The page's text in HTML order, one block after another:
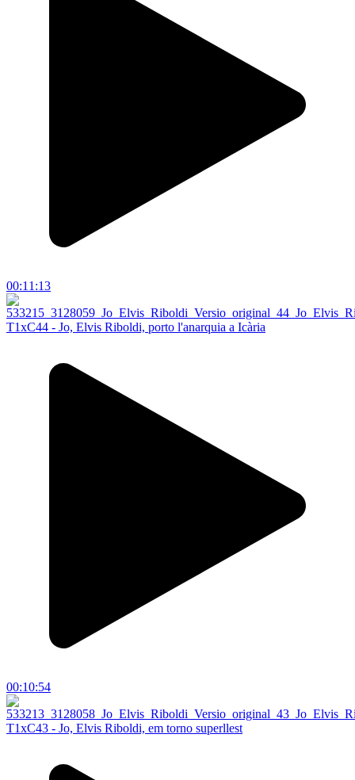
00:11:13
T1xC44 - Jo, Elvis Riboldi, porto l'anarquia a Icària
00:10:54
T1xC43 - Jo, Elvis Riboldi, em torno superllest